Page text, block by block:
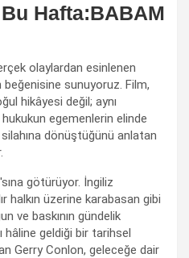
Bu Hafta:BABAM
olaylardan esinlenen
beğenisine sunuyoruz. Film,
hikâyesi değil; aynı
hukukun egemenlerin elinde
silahına dönüştüğünü anlatan
götürüyor. İngiliz
halkın üzerine karabasan gibi
ve baskının gündelik
hâline geldiği bir tarihsel
Gerry Conlon, geleceğe dair